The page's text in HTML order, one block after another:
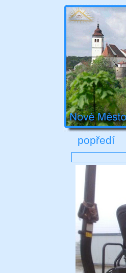
popředí